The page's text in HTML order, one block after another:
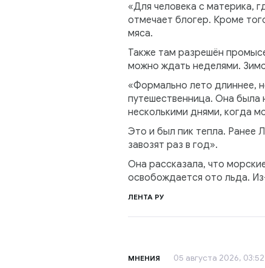
«Для человека с материка,
отмечает блогер. Кроме
мяса.
Также там разрешён
можно ждать неделями.
«Формально лето длиннее,
путешественница. Она была
несколькими днями, когда
Это и был пик тепла. Ранее
завозят раз в год».
Она рассказала, что
освобождается ото льда.
ЛЕНТА РУ
МНЕНИЯ 05 августа 2026, 03:52